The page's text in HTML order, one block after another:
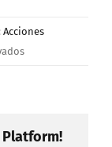
Acciones
en
Platform!